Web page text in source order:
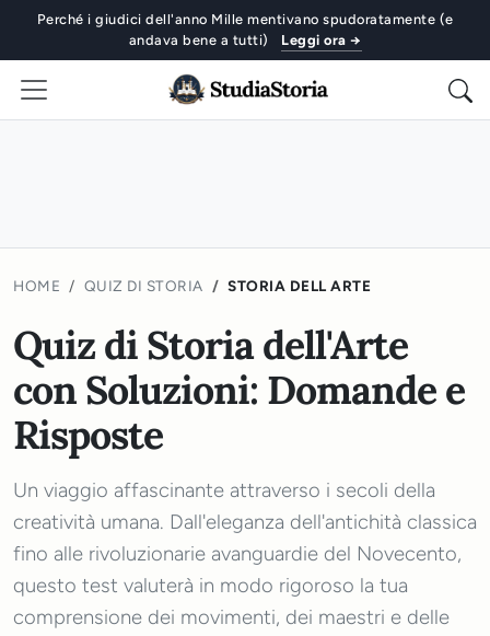
Perché i giudici dell'anno Mille mentivano spudoratamente (e
andava bene a tutti)
Leggi ora →
HOME QUIZ DI STORIA STORIA DELL ARTE
Quiz di Storia dell'Arte
con Soluzioni: Domande e
Risposte
Un viaggio affascinante attraverso i secoli della
creatività umana. Dall'eleganza dell'antichità classica
fino alle rivoluzionarie avanguardie del Novecento,
questo test valuterà in modo rigoroso la tua
comprensione dei movimenti, dei maestri e delle